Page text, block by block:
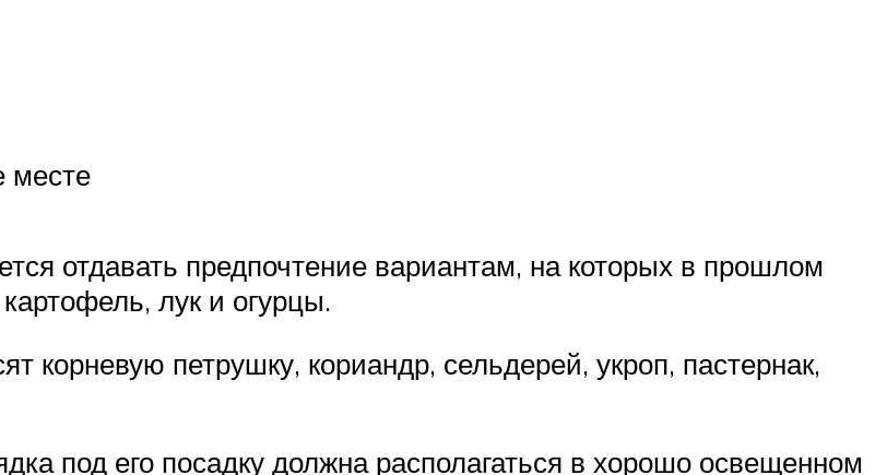
месте
отдавать предпочтение вариантам, на которых в прошлом
лук и огурцы.
корневую петрушку, кориандр, сельдерей, укроп, пастернак,
под его посадку должна располагаться в хорошо освещенном